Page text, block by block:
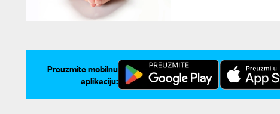
Preuzmite mobilnu
aplikaciju: